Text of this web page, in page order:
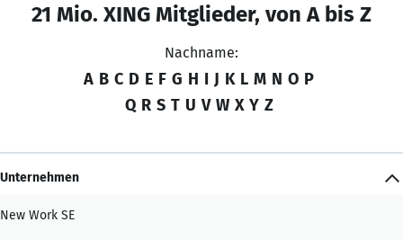
21 Mio. XING Mitglieder, von A bis Z
Nachname:
A B C D E F G H I J K L M N O P
Q R S T U V W X Y Z
Unternehmen
New Work SE